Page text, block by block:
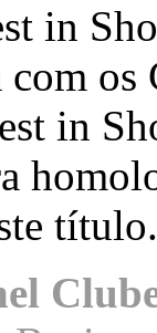
in
com
in
título.